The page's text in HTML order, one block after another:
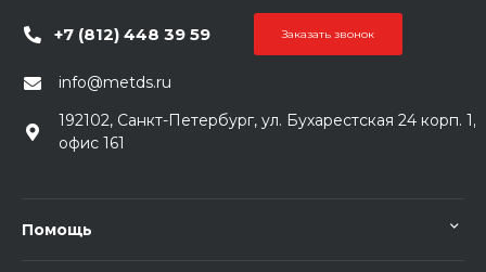
+7 (812) 448 39 59 Заказать звонок
info@metds.ru
192102, Санкт-Петербург, ул. Бухарестская 24 корп. 1,
офис 161
Помощь